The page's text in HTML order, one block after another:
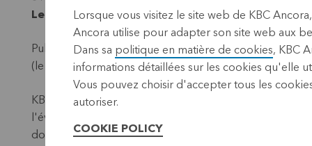
Leuven, 1 avril 2025 (17.40 CES T)
Publication conformément aux exigences de la loi sur
(le "dénominateur") – situation au 31 mars 2025.
KBC Ancora publie chaque mois sur son site web et
l'évolution du nombre total de titres avec droit de
données ont changé au cours du mois précédent.
Lorsque vous visitez le site web de KBC
Ancora utilise pour adapter son site web aux
Dans sa politique en matière de cookies, KBC
informations détaillées sur les cookies qu'elle
Vous pouvez choisir d'accepter tous les
autoriser.
COOKIE POLICY